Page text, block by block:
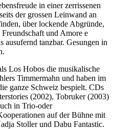
in einer zerrissenen
der grossen Leinwand an
über lockende Abgründe,
und Amore e
tanzbar. Gesungen in
Los Hobos die musikalische
Timmermahn und haben im
ganze Schweiz bespielt. CDs
(2002), Tobruker (2003)
in Trio-oder
auf der Bühne mit
Stoller und Dabu Fantastic.